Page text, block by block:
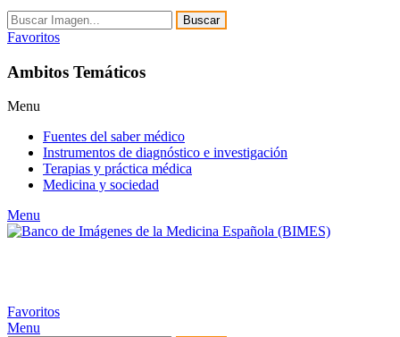
Buscar
Favoritos
Ambitos Temáticos
Menu
Fuentes del saber médico
Instrumentos de diagnóstico e investigación
Terapias y práctica médica
Medicina y sociedad
Menu
Favoritos
Menu